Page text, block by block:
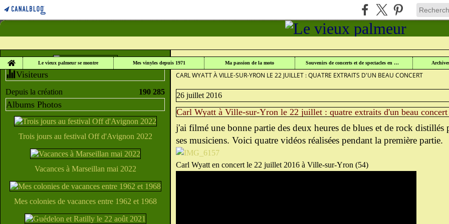
Home
Le vieux palmeur se montre Mes vinyles depuis 1971 Ma passion de la moto Souvenirs de concerts et de spectacles en Lorraine
Visiteurs
Depuis la création 190 285
Albums Photos
Trois jours au festival Off d'Avignon 2022
Vacances à Marseillan mai 2022
Mes colonies de vacances entre 1962 et 1968
LE VIEUX PALMEUR > SOUVENIRS EN IMAGES DE CONCERTS ET SPECTACLES >
CARL WYATT À VILLE-SUR-YRON LE 22 JUILLET : QUATRE EXTRAITS D'UN BEAU CONCERT
26 juillet 2016
Carl Wyatt à Ville-sur-Yron le 22 juillet : quatre extraits d'un beau concert
j'ai filmé une bonne partie des deux heures de blues et de rock distillés
ses musiciens. Voici quatre vidéos réalisées pendant la première partie.
Carl Wyatt en concert le 22 juillet 2016 à Ville-sur-Yron (54)